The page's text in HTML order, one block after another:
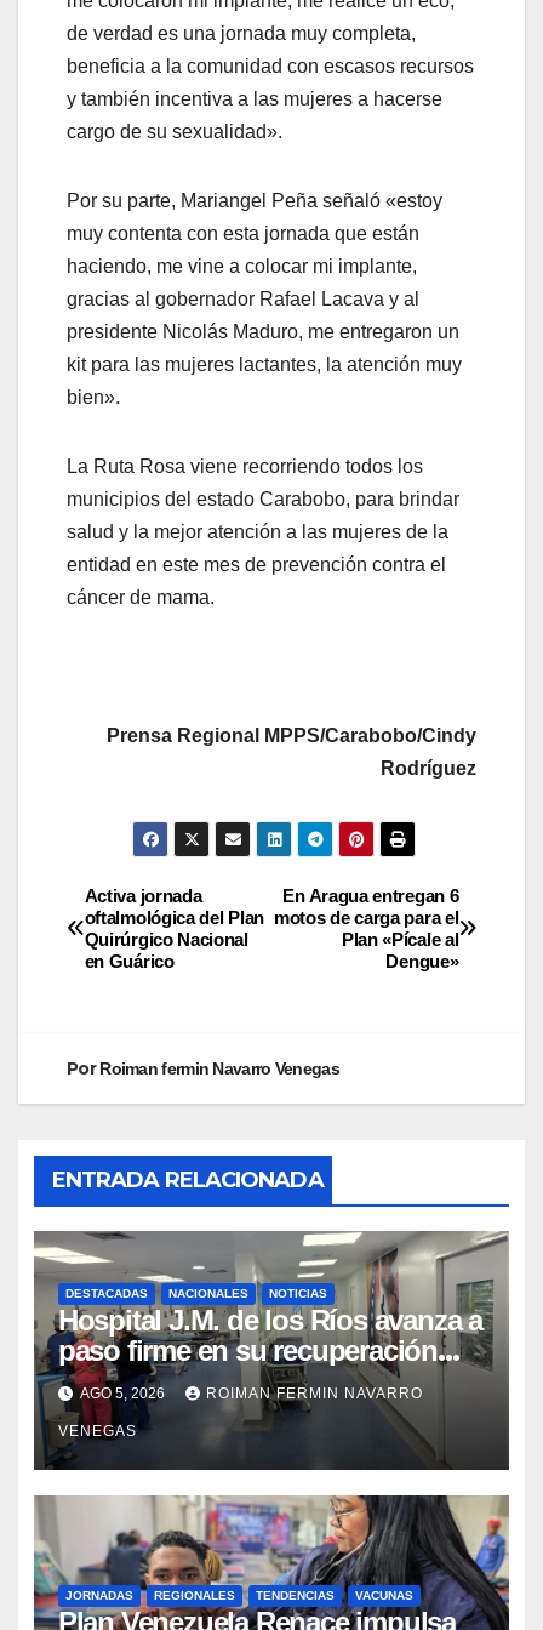
de verdad es una jornada muy completa,
beneficia a la comunidad con escasos recursos
y también incentiva a las mujeres a hacerse
cargo de su sexualidad».
Por su parte, Mariangel Peña señaló «estoy
muy contenta con esta jornada que están
haciendo, me vine a colocar mi implante,
gracias al gobernador Rafael Lacava y al
presidente Nicolás Maduro, me entregaron un
kit para las mujeres lactantes, la atención muy
bien».
La Ruta Rosa viene recorriendo todos los
municipios del estado Carabobo, para brindar
salud y la mejor atención a las mujeres de la
entidad en este mes de prevención contra el
cáncer de mama.
Prensa Regional MPPS/Carabobo/Cindy
Rodríguez
En Aragua entregan 6
motos de carga para el
Plan «Pícale al
Dengue»
Activa jornada
oftalmológica del Plan
Quirúrgico Nacional
en Guárico
PorRoiman fermin Navarro Venegas
ENTRADA RELACIONADA
DESTACADAS NACIONALES NOTICIAS
Hospital J.M. de los Ríos avanza a
paso firme en su recuperación
tras los recientes eventos
sísmicos
AGO 5, 2026 ROIMAN FERMIN NAVARRO
VENEGAS
JORNADAS REGIONALES TENDENCIAS VACUNAS
​Plan Venezuela Renace impulsa